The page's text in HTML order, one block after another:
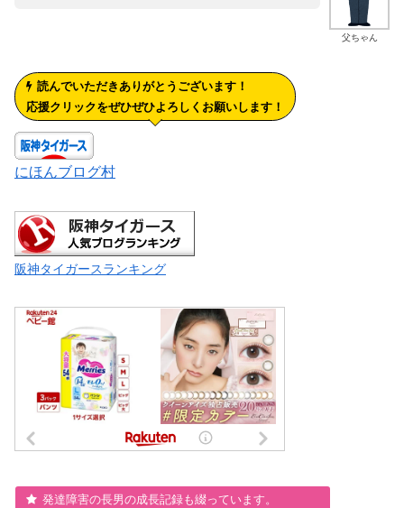
父ちゃん
読んでいただきありがとうございます！
応援クリックをぜひぜひよろしくお願いします！
にほんブログ村
阪神タイガースランキング
発達障害の長男の成長記録も綴っています。